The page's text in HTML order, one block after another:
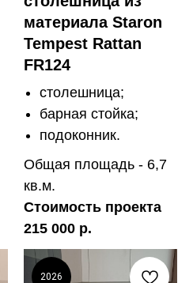
материала Staron
Tempest Rattan
FR124
столешница;
барная стойка;
подоконник.
Общая площадь - 6,7
кв.м.
Стоимость проекта
215 000 р.
2026